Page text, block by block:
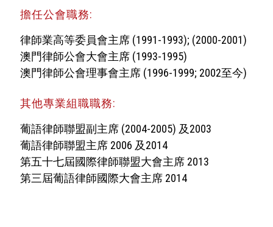
擔任公會職務:
律師業高等委員會主席 (1991-1993); (2000-2001)
澳門律師公會大會主席 (1993-1995)
澳門律師公會理事會主席 (1996-1999; 2002至今)
其他專業組職職務:
葡語律師聯盟副主席 (2004-2005) 及2003
葡語律師聯盟主席 2006 及2014
第五十七屆國際律師聯盟大會主席 2013
第三屆葡語律師國際大會主席 2014